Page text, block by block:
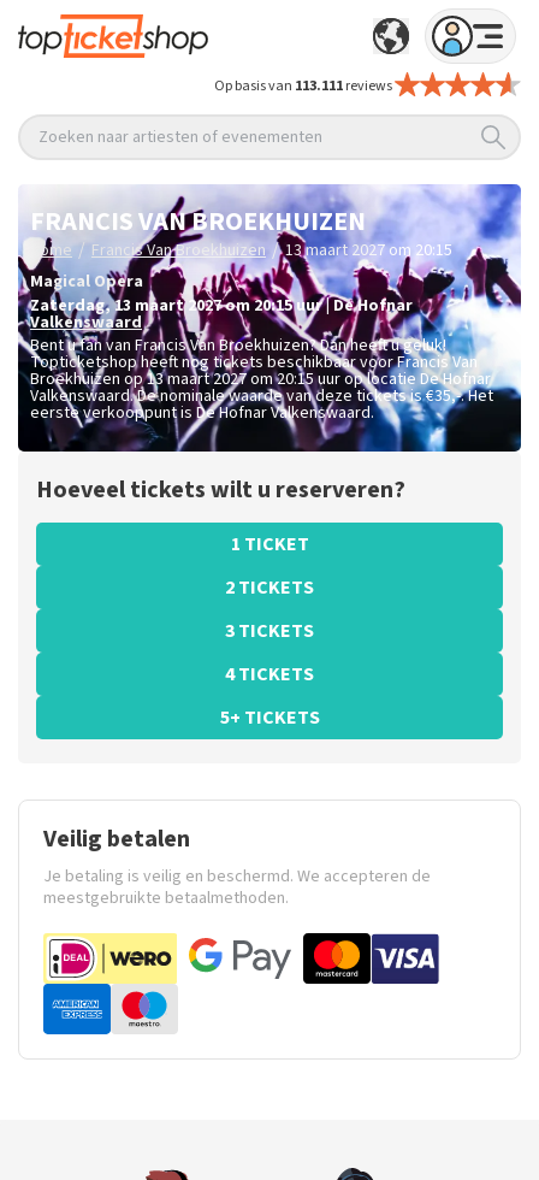
Op basis van 113.111reviews
Zoeken naar artiesten of evenementen
FRANCIS VAN BROEKHUIZEN
Home / Francis Van Broekhuizen / 13 maart 2027 om 20:15
Magical Opera
zaterdag, 13 maart 2027 om 20:15 uur|De Hofnar
Valkenswaard
Bent u fan van Francis Van Broekhuizen? Dan heeft u geluk!
Topticketshop heeft nog tickets beschikbaar voor Francis Van
Broekhuizen op 13 maart 2027 om 20:15 uur op locatie De Hofnar
Valkenswaard. De nominale waarde van deze tickets is€35,-. Het
eerste verkooppunt is De Hofnar Valkenswaard.
Hoeveel tickets wilt u reserveren?
1 TICKET
2 TICKETS
3 TICKETS
4 TICKETS
5+ TICKETS
Veilig betalen
Je betaling is veilig en beschermd. We accepteren de
meestgebruikte betaalmethoden.